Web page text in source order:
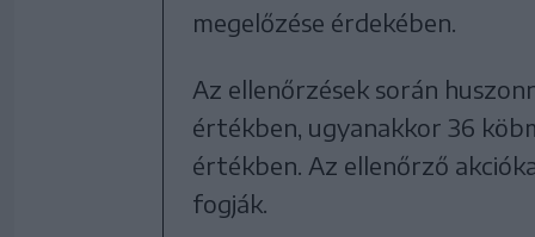
megelőzése érdekében.
Az ellenőrzések során
értékben, ugyanakkor 36
értékben. Az ellenőrző
fogják.